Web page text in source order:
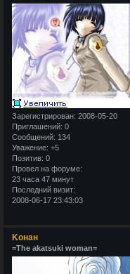
Зарегистрирован: 2008-05-20
Приглашений: 0
Сообщений: 134
Уважение: +5
Позитив: 0
Провел на форуме:
23 часа 47 минут
Последний визит:
2008-06-17 23:43:03
Kонан
=The akatsuki woman=